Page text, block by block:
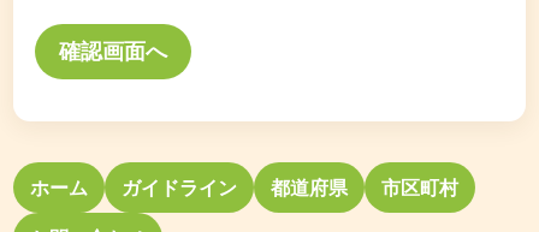
ホーム ガイドライン 都道府県 市区町村